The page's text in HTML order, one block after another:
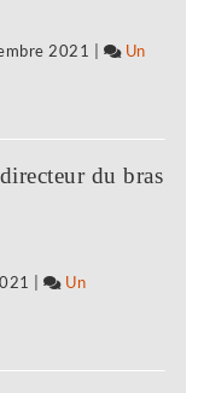
2021
Un
du bras
|
Un